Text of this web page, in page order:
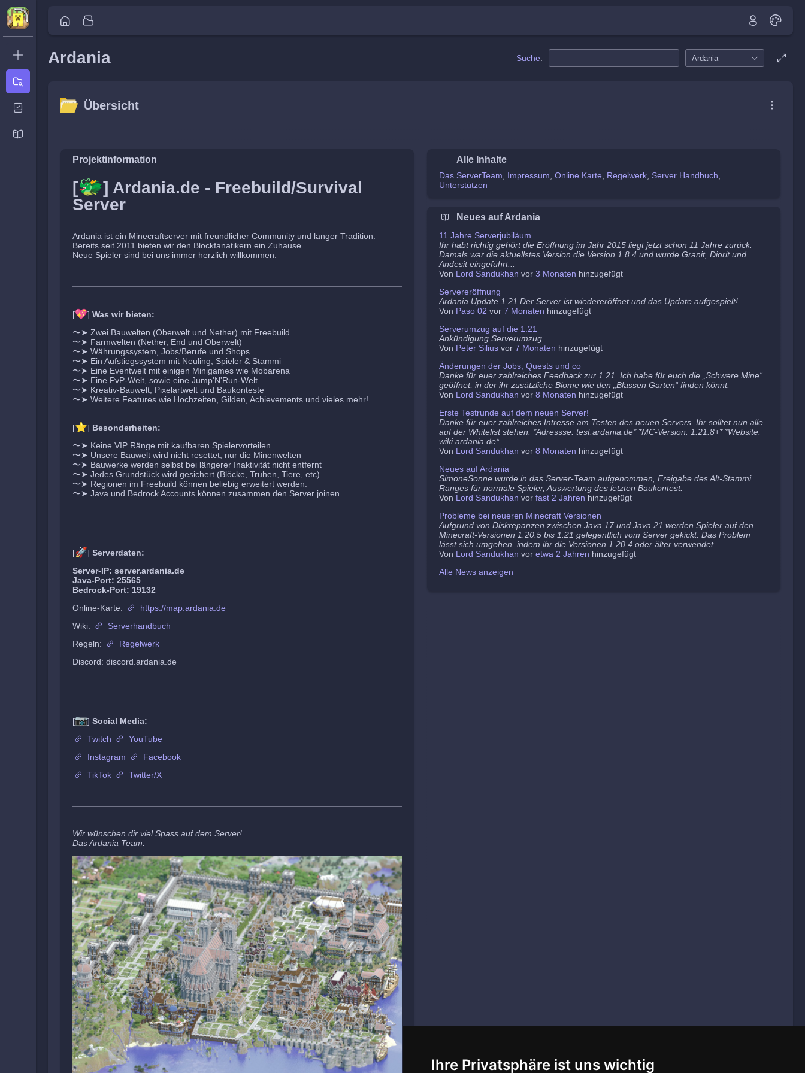
Ihre Privatsphäre ist uns wichtig
Suche: Ardania
Ardania
Übersicht
Projektinformation
[🐲] Ardania.de - Freebuild/Survival
Server
Ardania ist ein Minecraftserver mit freundlicher Community und langer Tradition.
Bereits seit 2011 bieten wir den Blockfanatikern ein Zuhause.
Neue Spieler sind bei uns immer herzlich willkommen.
[💖] Was wir bieten:
〜➤ Zwei Bauwelten (Oberwelt und Nether) mit Freebuild
〜➤ Farmwelten (Nether, End und Oberwelt)
〜➤ Währungssystem, Jobs/Berufe und Shops
〜➤ Ein Aufstiegssystem mit Neuling, Spieler & Stammi
〜➤ Eine Eventwelt mit einigen Minigames wie Mobarena
〜➤ Eine PvP-Welt, sowie eine Jump'N'Run-Welt
〜➤ Kreativ-Bauwelt, Pixelartwelt und Baukonteste
〜➤ Weitere Features wie Hochzeiten, Gilden, Achievements und vieles mehr!
[⭐] Besonderheiten:
〜➤ Keine VIP Ränge mit kaufbaren Spielervorteilen
〜➤ Unsere Bauwelt wird nicht resettet, nur die Minenwelten
〜➤ Bauwerke werden selbst bei längerer Inaktivität nicht entfernt
〜➤ Jedes Grundstück wird gesichert (Blöcke, Truhen, Tiere, etc)
〜➤ Regionen im Freebuild können beliebig erweitert werden.
〜➤ Java und Bedrock Accounts können zusammen den Server joinen.
[🚀] Serverdaten:
Server-IP: server.ardania.de
Java-Port: 25565
Bedrock-Port: 19132
Online-Karte:
https://map.ardania.de
Wiki:
Serverhandbuch
Regeln:
Regelwerk
Discord: discord.ardania.de
[📷] Social Media:
Twitch
YouTube
Instagram
Facebook
TikTok
Twitter/X
Wir wünschen dir viel Spass auf dem Server!
Das Ardania Team.
Alle Inhalte
Das ServerTeam Impressum Online Karte Regelwerk Server Handbuch
Unterstützen
Neues auf Ardania
11 Jahre Serverjubiläum
Ihr habt richtig gehört die Eröffnung im Jahr 2015 liegt jetzt schon 11 Jahre zurück.
Damals war die aktuellstes Version die Version 1.8.4 und wurde Granit, Diorit und
Andesit eingeführt...
Von Lord Sandukhan vor 3 Monaten hinzugefügt
Servereröffnung
Ardania Update 1.21 Der Server ist wiedereröffnet und das Update aufgespielt!
Von Paso 02 vor 7 Monaten hinzugefügt
Serverumzug auf die 1.21
Ankündigung Serverumzug
Von Peter Silius vor 7 Monaten hinzugefügt
Änderungen der Jobs, Quests und co
Danke für euer zahlreiches Feedback zur 1.21. Ich habe für euch die „Schwere Mine“
geöffnet, in der ihr zusätzliche Biome wie den „Blassen Garten“ finden könnt.
Von Lord Sandukhan vor 8 Monaten hinzugefügt
Erste Testrunde auf dem neuen Server!
Danke für euer zahlreiches Intresse am Testen des neuen Servers. Ihr solltet nun alle
auf der Whitelist stehen: *Adressse: test.ardania.de* *MC-Version: 1.21.8+* *Website:
wiki.ardania.de*
Von Lord Sandukhan vor 8 Monaten hinzugefügt
Neues auf Ardania
SimoneSonne wurde in das Server-Team aufgenommen, Freigabe des Alt-Stammi
Ranges für normale Spieler, Auswertung des letzten Baukontest.
Von Lord Sandukhan vor fast 2 Jahren hinzugefügt
Probleme bei neueren Minecraft Versionen
Aufgrund von Diskrepanzen zwischen Java 17 und Java 21 werden Spieler auf den
Minecraft-Versionen 1.20.5 bis 1.21 gelegentlich vom Server gekickt. Das Problem
lässt sich umgehen, indem ihr die Versionen 1.20.4 oder älter verwendet.
Von Lord Sandukhan vor etwa 2 Jahren hinzugefügt
Alle News anzeigen
Neues